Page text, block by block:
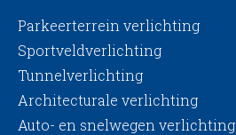
Parkeerterrein verlichting
Sportveldverlichting
Tunnelverlichting
Architecturale verlichting
Auto- en snelwegen verlichting